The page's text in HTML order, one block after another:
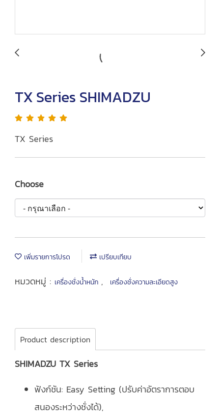
TX Series SHIMADZU
TX Series
Choose
เพิ่มรายการโปรด เปรียบเทียบ
หมวดหมู่ : เครื่องชั่งน้ำหนัก , เครื่องชั่งความละเอียดสูง
Product description
SHIMADZU TX Series
ฟังก์ชัน: Easy Setting (ปรับค่าอัตราการตอบ
สนองระหว่างชั่งได้),